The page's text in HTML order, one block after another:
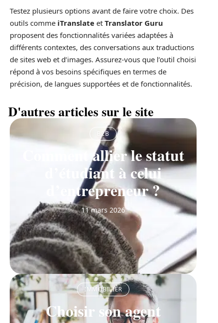
Testez plusieurs options avant de faire votre choix. Des
outils comme iTranslate et Translator Guru
proposent des fonctionnalités variées adaptées à
différents contextes, des conversations aux traductions
de sites web et d’images. Assurez-vous que l’outil choisi
répond à vos besoins spécifiques en termes de
précision, de langues supportées et de fonctionnalités.
D'autres articles sur le site
B2B
Comment allier le statut
d’étudiant à celui
d’entrepreneur ?
11 mars 2026
IMMOBILIER
Choisir son agent